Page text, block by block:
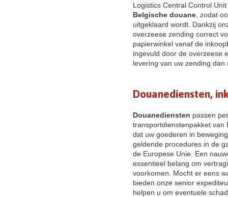
Logistics Central Control
Belgische douane , zodat
uitgeklaard wordt. Dankzij
overzeese zending correct
papierwinkel vanaf de
ingevuld door de overzeese
levering van uw zending dan
Douanediensten,
Douanediensten passen
transportdienstenpakket van
dat uw goederen in
geldende procedures in de
de Europese Unie. Een
essentieel belang om
voorkomen. Mocht er eens
bieden onze senior
helpen u om eventuele